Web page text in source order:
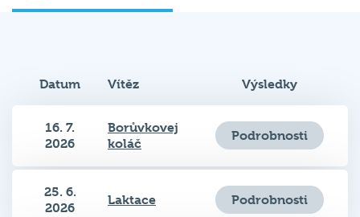
Datum Vítěz Výsledky
16. 7.
2026
Borůvkovej
koláč
Podrobnosti
25. 6.
2026
Laktace Podrobnosti